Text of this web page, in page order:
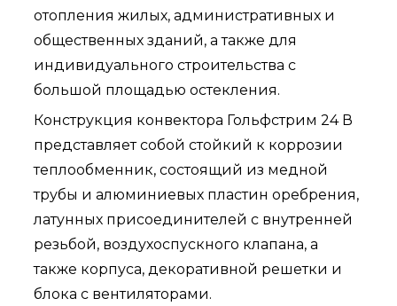
отопления жилых, административных и
общественных зданий, а также для
индивидуального строительства с
большой площадью остекления.
Конструкция конвектора Гольфстрим 24 В
представляет собой стойкий к коррозии
теплообменник, состоящий из медной
трубы и алюминиевых пластин оребрения,
латунных присоединителей с внутренней
резьбой, воздухоспускного клапана, а
также корпуса, декоративной решетки и
блока с вентиляторами.